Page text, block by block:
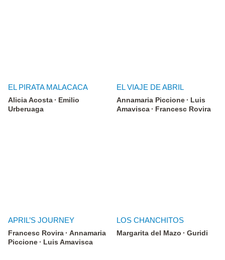
EL PIRATA MALACACA
Alicia Acosta
Emilio
Urberuaga
EL VIAJE DE ABRIL
Annamaria Piccione
Luis
Amavisca
Francesc Rovira
APRIL’S JOURNEY
Francesc Rovira
Annamaria
Piccione
Luis Amavisca
LOS CHANCHITOS
Margarita del Mazo Guridi